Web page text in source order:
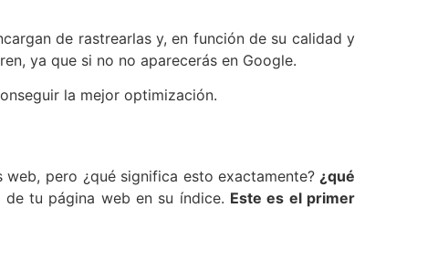
de rastrearlas y, en función de su calidad y
ya que si no no aparecerás en Google.
la mejor optimización.
pero ¿qué significa esto exactamente? ¿qué
tu página web en su índice. Este es el primer